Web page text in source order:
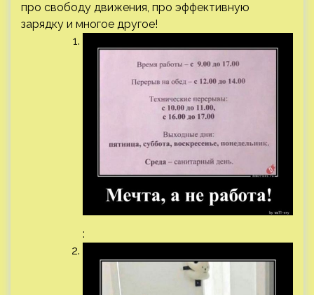
про свободу движения, про эффективную
зарядку и многое другое!
: